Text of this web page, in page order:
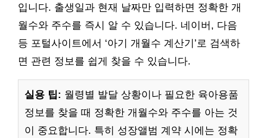
입니다. 출생일과 현재 날짜만 입력하면 정확한 개
월수와 주수를 즉시 알 수 있습니다. 네이버, 다음
등 포털사이트에서 ‘아기 개월수 계산기’로 검색하
면 관련 정보를 쉽게 찾을 수 있습니다.
실용 팁: 월령별 발달 상황이나 필요한 육아용품
정보를 찾을 때 정확한 개월수와 주수를 아는 것
이 중요합니다. 특히 성장앨범 계약 시에는 정확